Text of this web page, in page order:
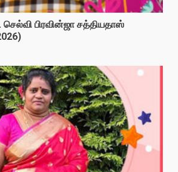
செல்வி பிரவின்ஜா சத்தியதாஸ்